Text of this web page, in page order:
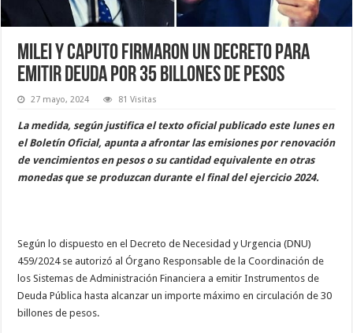
Milei y Caputo firmaron un decreto para
emitir deuda por 35 billones de pesos
27 mayo, 2024 81 Visitas
La medida, según justifica el texto oficial publicado este lunes en
el Boletín Oficial, apunta a afrontar las emisiones por renovación
de vencimientos en pesos o su cantidad equivalente en otras
monedas que se produzcan durante el final del ejercicio 2024.
Según lo dispuesto en el Decreto de Necesidad y Urgencia (DNU)
459/2024 se autorizó al Órgano Responsable de la Coordinación de
los Sistemas de Administración Financiera a emitir Instrumentos de
Deuda Pública hasta alcanzar un importe máximo en circulación de 30
billones de pesos.